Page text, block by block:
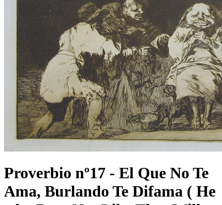
Proverbio nº17 - El Que No Te
Ama, Burlando Te Difama ( He